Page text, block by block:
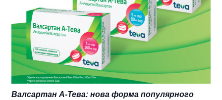
Валсартан А-Тева: нова форма популярного